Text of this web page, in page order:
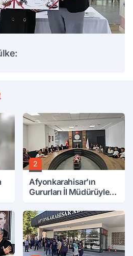
2
Afyonkarahisar'ın
Gururları İl Müdürüyle